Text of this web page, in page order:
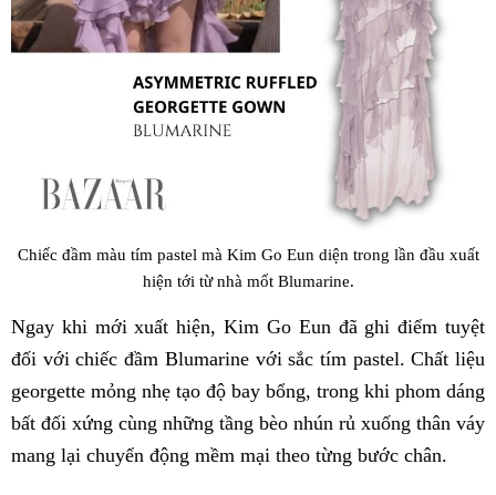
Chiếc đầm màu tím pastel mà Kim Go Eun diện trong lần đầu xuất
hiện tới từ nhà mốt Blumarine.
Ngay khi mới xuất hiện, Kim Go Eun đã ghi điểm tuyệt
đối với chiếc đầm Blumarine với sắc tím pastel. Chất liệu
georgette mỏng nhẹ tạo độ bay bổng, trong khi phom dáng
bất đối xứng cùng những tầng bèo nhún rủ xuống thân váy
mang lại chuyển động mềm mại theo từng bước chân.